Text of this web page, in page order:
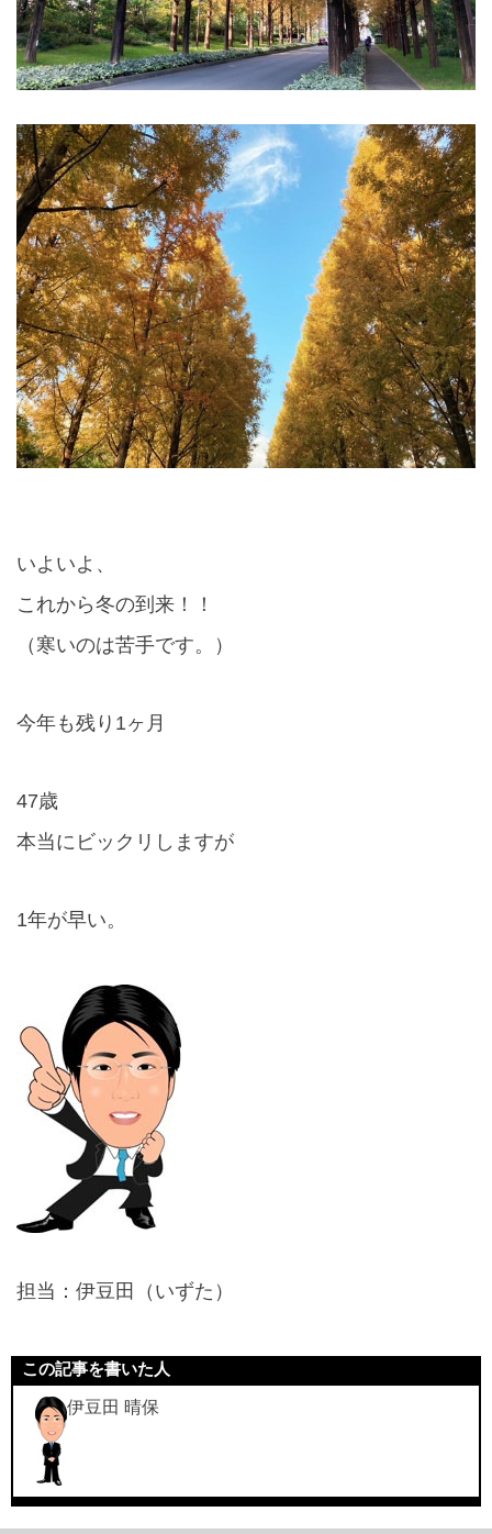
いよいよ、
これから冬の到来！！
（寒いのは苦手です。）
今年も残り 1ヶ月
47歳
本当にビックリしますが
1年が早い。
担当：伊豆田（いずた）
この記事を書いた人
伊豆田 晴保